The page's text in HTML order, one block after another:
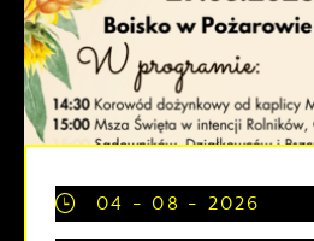
04 - 08 - 2026